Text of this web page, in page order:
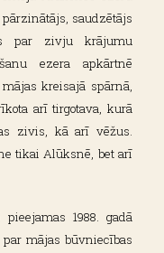
saudzētājs
par zivju krājumu
ezera apkārtnē
kreisajā spārnā,
arī tirgotava, kurā
zivis, kā arī vēžus.
tikai Alūksnē, bet arī
1988. gadā
mājas būvniecības